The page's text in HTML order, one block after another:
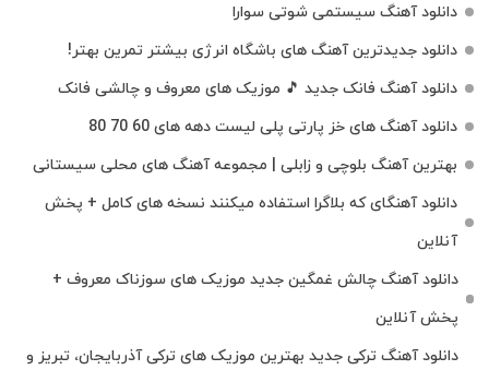
دانلود آهنگ سیستمی شوتی سوارا
دانلود جدیدترین آهنگ‌ های باشگاه انرژی بیشتر تمرین بهتر!
دانلود آهنگ فانک جدید 🎵 موزیک‌ های معروف و چالشی فانک
دانلود آهنگ های خز پارتی پلی لیست دهه های 60 70 80
بهترین آهنگ بلوچی و زابلی | مجموعه آهنگ‌ های محلی سیستانی
دانلود آهنگای که بلاگرا استفاده میکنند نسخه های کامل + پخش
آنلاین
دانلود آهنگ چالش غمگین جدید موزیک های سوزناک معروف +
پخش آنلاین
دانلود آهنگ ترکی جدید بهترین موزیک‌ های ترکی آذربایجان، تبریز و